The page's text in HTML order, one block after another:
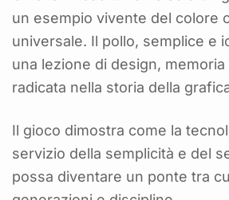
un esempio vivente del colore
universale. Il pollo, semplice e
una lezione di design,
radicata nella storia della
Il gioco dimostra come la
servizio della semplicità e del
possa diventare un ponte tra